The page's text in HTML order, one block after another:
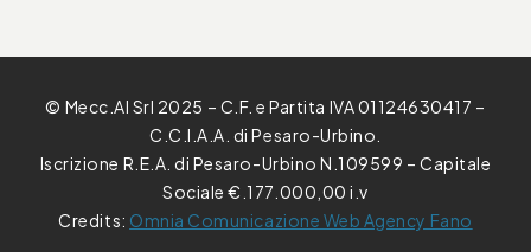
© Mecc.Al Srl 2025 – C.F. e Partita IVA 01124630417 –
C.C.I.A.A. di Pesaro-Urbino.
Iscrizione R.E.A. di Pesaro-Urbino N.109599 – Capitale
Sociale €.177.000,00 i.v
Credits: Omnia Comunicazione Web Agency Fano